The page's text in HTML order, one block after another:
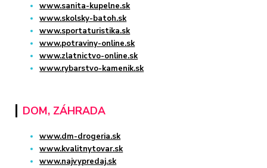
www.sanita-kupelne.sk
www.skolsky-batoh.sk
www.sportaturistika.sk
www.potraviny-online.sk
www.zlatnictvo-online.sk
www.rybarstvo-kamenik.sk
DOM, ZÁHRADA
www.dm-drogeria.sk
www.kvalitnytovar.sk
www.najvypredaj.sk